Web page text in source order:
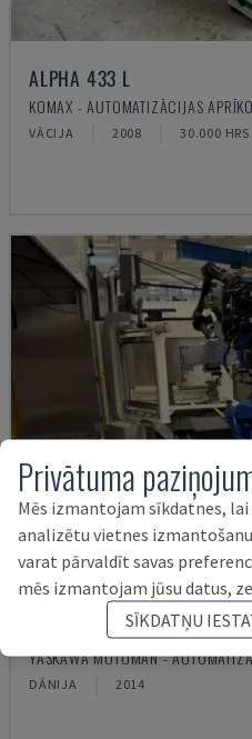
ALPHA 433 L
KOMAX - AUTOMATIZĀCIJAS
VĀCIJA 2008 30.000 HRS
ES165D + RAIL
YASKAWA MOTOMAN -
DĀNIJA 2014
Privātuma
Mēs izmantojam sīkdatnes,
analizētu vietnes
varat pārvaldīt savas
mēs izmantojam jūsu datus,
SĪKDATŅU